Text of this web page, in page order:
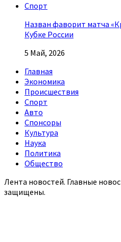
Спорт
Назван фаворит матча
Кубке России
5 Май, 2026
Главная
Экономика
Происшествия
Спорт
Авто
Спонсоры
Культура
Наука
Политика
Общество
Лента новостей. Главные
защищены.